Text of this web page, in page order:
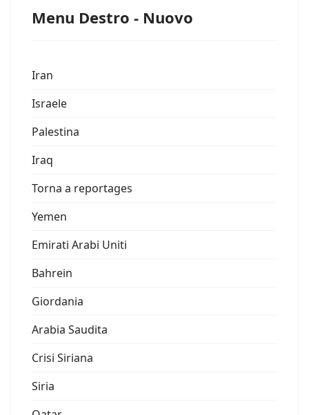
Menu Destro - Nuovo
Iran
Israele
Palestina
Iraq
Torna a reportages
Yemen
Emirati Arabi Uniti
Bahrein
Giordania
Arabia Saudita
Crisi Siriana
Siria